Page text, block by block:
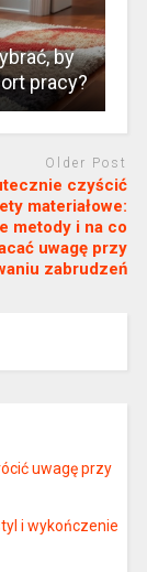
by
pracy?
Older Post
czyścić
materiałowe:
metody i na co
uwagę przy
zabrudzeń
uwagę przy
i wykończenie